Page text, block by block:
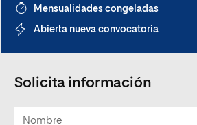
Mensualidades congeladas
Abierta nueva convocatoria
Solicita información